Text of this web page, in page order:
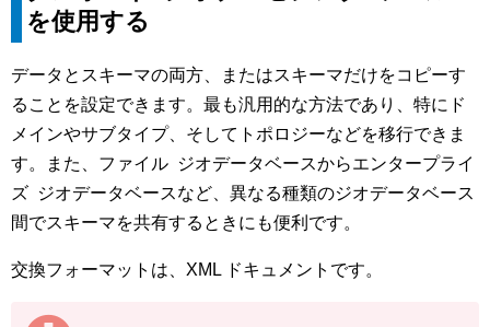
を使用する
データとスキーマの両方、またはスキーマだけをコピーす
ることを設定できます。最も汎用的な方法であり、特にド
メインやサブタイプ、そしてトポロジーなどを移行できま
す。また、ファイル ジオデータベースからエンタープライ
ズ ジオデータベースなど、異なる種類のジオデータベース
間でスキーマを共有するときにも便利です。
交換フォーマットは、XML ドキュメントです。